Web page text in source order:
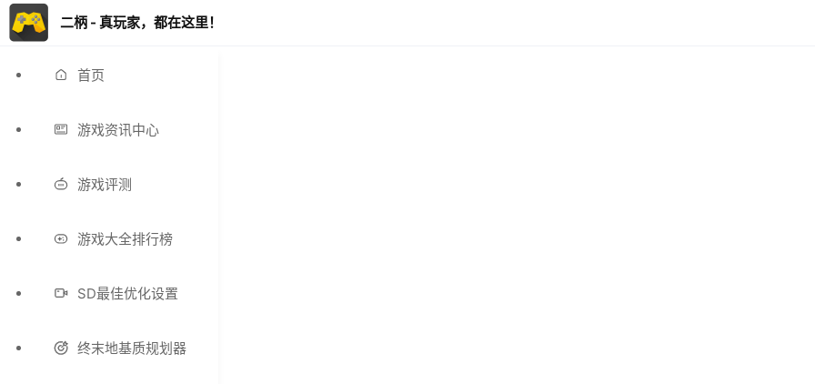
二柄 - 真玩家，都在这里！
首页
游戏资讯中心
游戏评测
游戏大全排行榜
SD最佳优化设置
终末地基质规划器